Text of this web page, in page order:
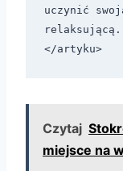
uczynić
relaksującą.
</artyku>
Czytaj
miejsce na